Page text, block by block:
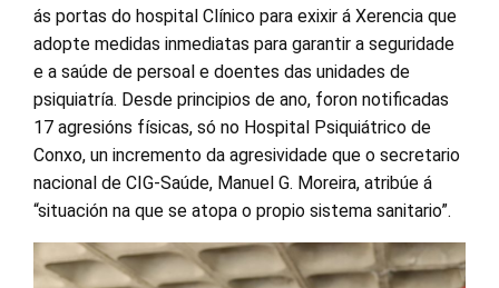
ás portas do hospital Clínico para exixir á Xerencia que
adopte medidas inmediatas para garantir a seguridade
e a saúde de persoal e doentes das unidades de
psiquiatría. Desde principios de ano, foron notificadas
17 agresións físicas, só no Hospital Psiquiátrico de
Conxo, un incremento da agresividade que o secretario
nacional de CIG-Saúde, Manuel G. Moreira, atribúe á
“situación na que se atopa o propio sistema sanitario”.